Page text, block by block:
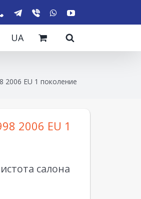
UA
2006 EU 1 поколение
2006 EU 1
салона